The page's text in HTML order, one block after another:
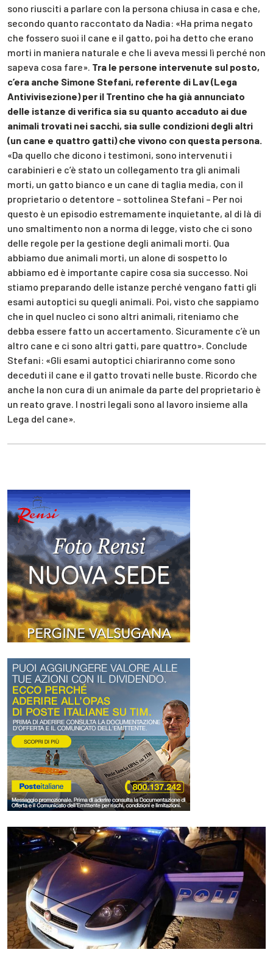
sono riusciti a parlare con la persona chiusa in casa e che,
secondo quanto raccontato da Nadia: «Ha prima negato
che fossero suoi il cane e il gatto, poi ha detto che erano
morti in maniera naturale e che li aveva messi lì perché non
sapeva cosa fare». Tra le persone intervenute sul posto,
c’era anche Simone Stefani, referente di Lav (Lega
Antivivisezione) per il Trentino che ha già annunciato
delle istanze di verifica sia su quanto accaduto ai due
animali trovati nei sacchi, sia sulle condizioni degli altri
(un cane e quattro gatti) che vivono con questa persona.
«Da quello che dicono i testimoni, sono intervenuti i
carabinieri e c’è stato un collegamento tra gli animali
morti, un gatto bianco e un cane di taglia media, con il
proprietario o detentore – sottolinea Stefani – Per noi
questo è un episodio estremamente inquietante, al di là di
uno smaltimento non a norma di legge, visto che ci sono
delle regole per la gestione degli animali morti. Qua
abbiamo due animali morti, un alone di sospetto lo
abbiamo ed è importante capire cosa sia successo. Noi
stiamo preparando delle istanze perché vengano fatti gli
esami autoptici su quegli animali. Poi, visto che sappiamo
che in quel nucleo ci sono altri animali, riteniamo che
debba essere fatto un accertamento. Sicuramente c’è un
altro cane e ci sono altri gatti, pare quattro». Conclude
Stefani: «Gli esami autoptici chiariranno come sono
deceduti il cane e il gatto trovati nelle buste. Ricordo che
anche la non cura di un animale da parte del proprietario è
un reato grave. I nostri legali sono al lavoro insieme alla
Lega del cane».